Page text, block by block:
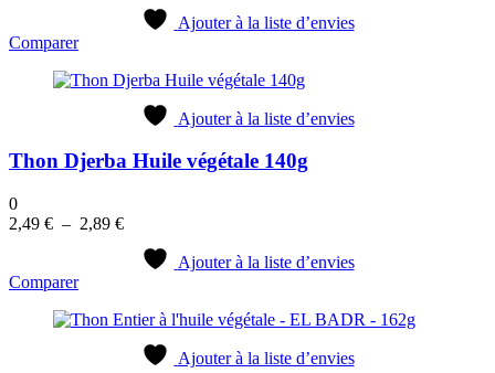
prix :
3,29 €
Ajouter à la liste d’envies
Comparer
Ajouter à la liste d’envies
Thon Djerba Huile végétale 140g
0
2,49 € – 2,89 €Plage
prix :
2,89 €
Ajouter à la liste d’envies
Comparer
Ajouter à la liste d’envies